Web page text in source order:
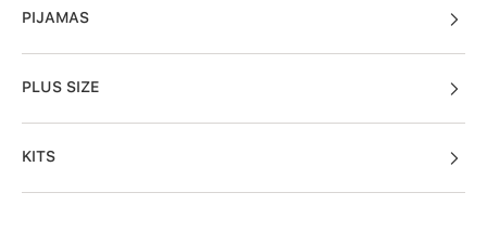
PIJAMAS
PLUS SIZE
KITS